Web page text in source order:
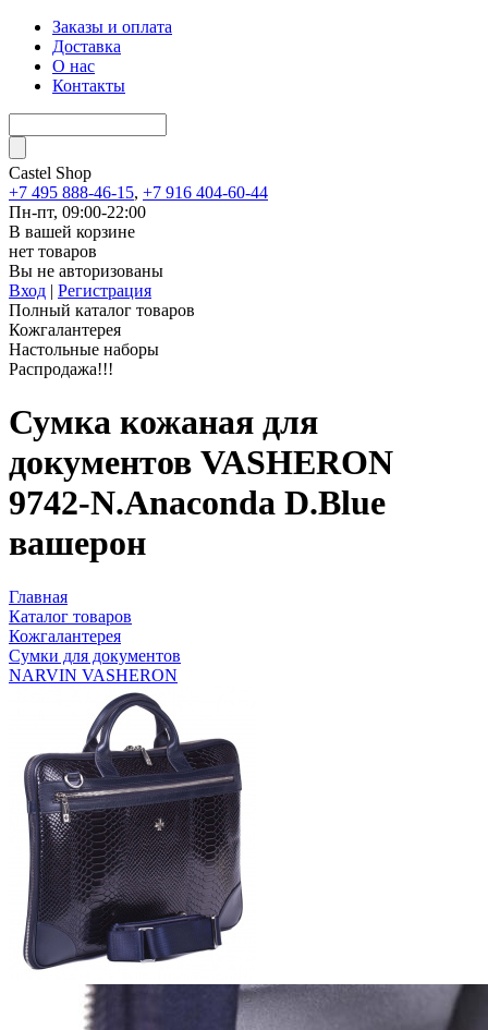
Заказы и оплата
Доставка
О нас
Контакты
Castel Shop
+7 495 888-46-15, +7 916 404-60-44
Пн-пт, 09:00-22:00
В вашей корзине
нет товаров
Вы не авторизованы
Вход | Регистрация
Полный каталог товаров
Кожгалантерея
Настольные наборы
Распродажа!!!
Сумка кожаная для
документов VASHERON
9742-N.Anaconda D.Blue
вашерон
Главная
Каталог товаров
Кожгалантерея
Сумки для документов
NARVIN VASHERON